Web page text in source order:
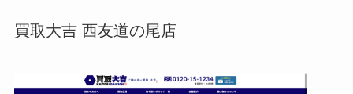
買取大吉 西友道の尾店